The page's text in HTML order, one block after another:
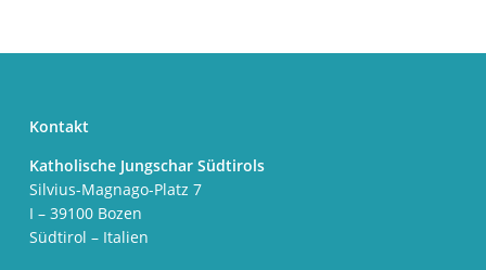
Kontakt
Katholische Jungschar Südtirols
Silvius-Magnago-Platz 7
I – 39100 Bozen
Südtirol – Italien